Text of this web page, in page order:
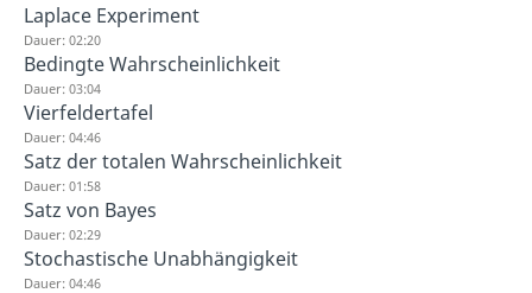
Laplace Experiment
Dauer: 02:20
Bedingte Wahrscheinlichkeit
Dauer: 03:04
Vierfeldertafel
Dauer: 04:46
Satz der totalen Wahrscheinlichkeit
Dauer: 01:58
Satz von Bayes
Dauer: 02:29
Stochastische Unabhängigkeit
Dauer: 04:46